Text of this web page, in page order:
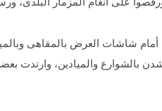
شاشات العرض بالمقاهى
بالشوارع والميادين، وارتدت